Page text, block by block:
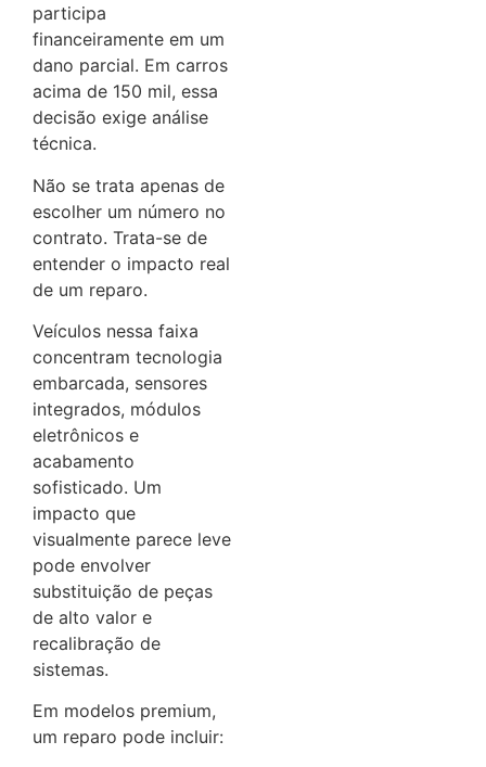
participa
financeiramente em um
dano parcial. Em carros
acima de 150 mil, essa
decisão exige análise
técnica.
Não se trata apenas de
escolher um número no
contrato. Trata-se de
entender o impacto real
de um reparo.
Veículos nessa faixa
concentram tecnologia
embarcada, sensores
integrados, módulos
eletrônicos e
acabamento
sofisticado. Um
impacto que
visualmente parece leve
pode envolver
substituição de peças
de alto valor e
recalibração de
sistemas.
Em modelos premium,
um reparo pode incluir: